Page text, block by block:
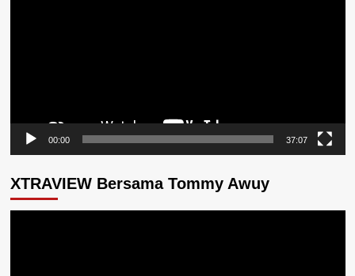
00:00 37:07
XTRAVIEW Bersama Tommy Awuy